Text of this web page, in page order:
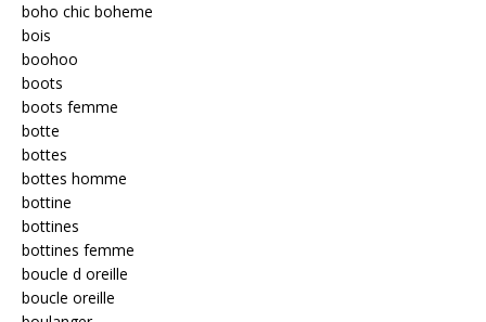
boho chic boheme
bois
boohoo
boots
boots femme
botte
bottes
bottes homme
bottine
bottines
bottines femme
boucle d oreille
boucle oreille